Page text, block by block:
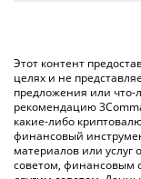
Вы также можете
цен USD1, чтобы
основных фиатных
Этот контент
целях и не
предложения или что-
рекомендацию
какие-либо
финансовый
материалов или
советом, финансовым